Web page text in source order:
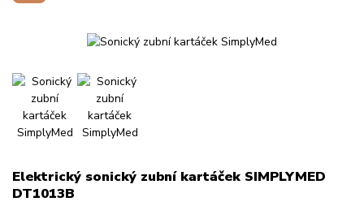
Elektrický sonický zubní kartáček SIMPLYMED
DT1013B